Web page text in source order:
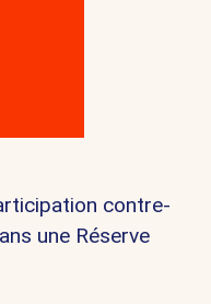
contre-
une Réserve